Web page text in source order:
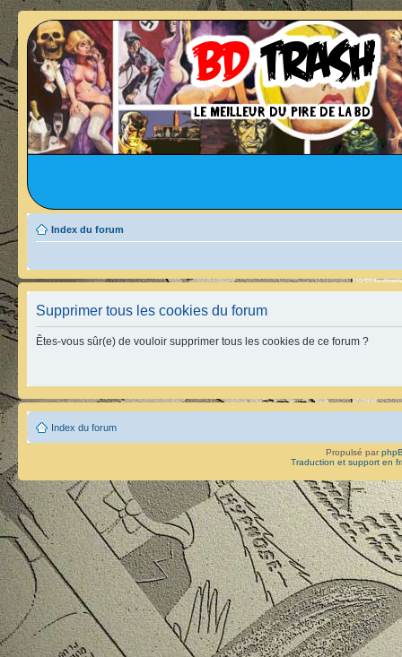
Index du forum
Supprimer tous les cookies du forum
Êtes-vous sûr(e) de vouloir supprimer tous les cookies de ce forum ?
Index du forum
Propulsé par
Traduction et support en